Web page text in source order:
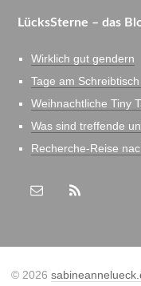
LücksSterne – das
Wirklich gut gendern
Tage am
Weihnachtliche Tiny
Was sind treffende
Recherche-Reise
© 2026